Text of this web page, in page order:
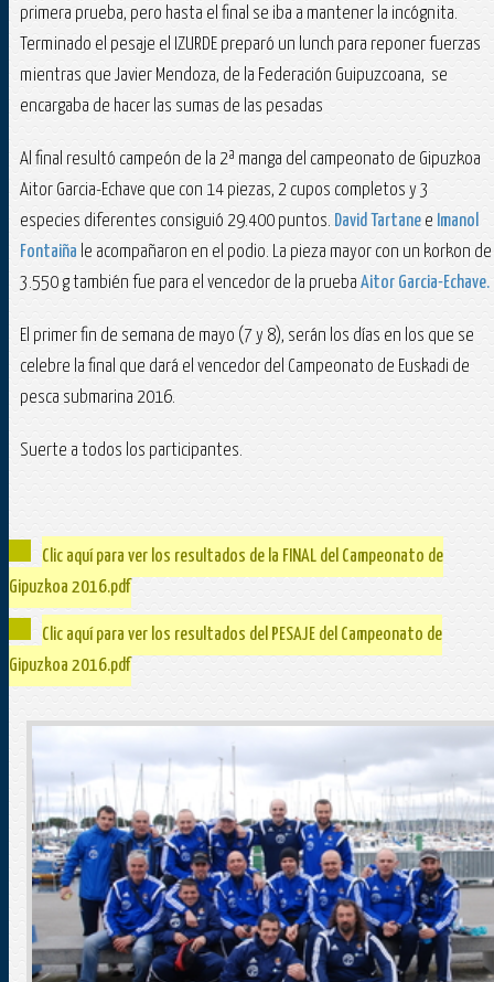
primera prueba, pero hasta el final se iba a mantener la incógnita.
Terminado el pesaje el IZURDE preparó un lunch para reponer fuerzas
mientras que Javier Mendoza, de la Federación Guipuzcoana, se
encargaba de hacer las sumas de las pesadas
Al final resultó campeón de la 2ª manga del campeonato de Gipuzkoa
Aitor Garcia-Echave que con 14 piezas, 2 cupos completos y 3
especies diferentes consiguió 29.400 puntos. David Tartane e Imanol
Fontaiña le acompañaron en el podio. La pieza mayor con un korkon de
3.550 g también fue para el vencedor de la prueba Aitor Garcia-Echave.
El primer fin de semana de mayo (7 y 8), serán los días en los que se
celebre la final que dará el vencedor del Campeonato de Euskadi de
pesca submarina 2016.
Suerte a todos los participantes.
Clic aquí para ver los resultados de la FINAL del Campeonato de
Gipuzkoa 2016.pdf
Clic aquí para ver los resultados del PESAJE del Campeonato de
Gipuzkoa 2016.pdf